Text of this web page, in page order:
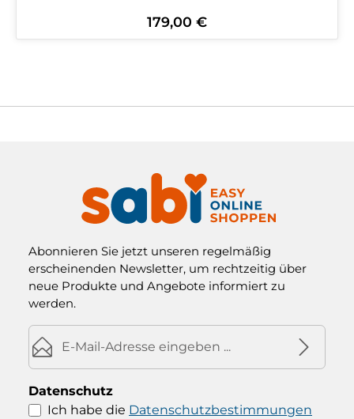
Regulärer Preis:
179,00 €
Abonnieren Sie jetzt unseren regelmäßig
erscheinenden Newsletter, um rechtzeitig über
neue Produkte und Angebote informiert zu
werden.
E-Mail-Adresse*
Datenschutz
Ich habe die Datenschutzbestimmungen